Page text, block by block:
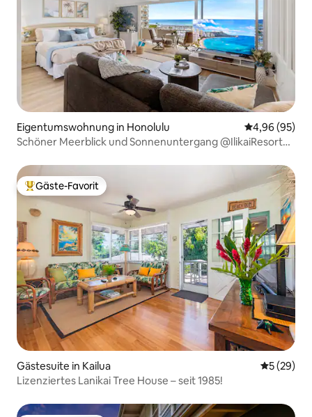
Eigentumswohnung in Honolulu
4,96 (95)
Schöner Meerblick und Sonnenuntergang @IlikaiResort
Beliebter Gäste-Favorit.
Gäste-Favorit
Gästesuite in Kailua
5 (29)
Lizenziertes Lanikai Tree House – seit 1985!